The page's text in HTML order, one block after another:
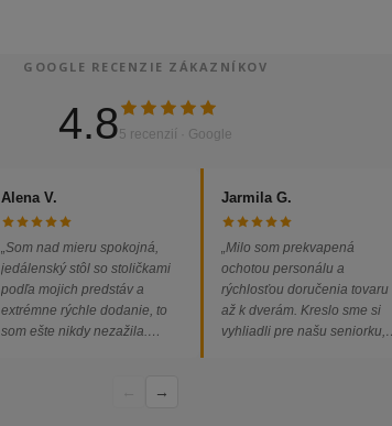
GOOGLE RECENZIE ZÁKAZNÍKOV
4.85 recenzií · Google
Alena V.
„Som nad mieru spokojná,
jedálenský stôl so stoličkami
podľa mojich predstáv a
extrémne rýchle dodanie, to
som ešte nikdy nezažila.
Jarmila G.
„Milo som prekvapená
ochotou personálu a
rýchlosťou doručenia tovaru
až k dverám. Kreslo sme si
vyhliadli pre našu seniorku,
→